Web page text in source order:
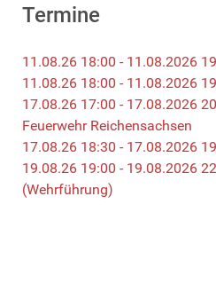
Termine
11.08.26 18:00 - 11.08.2026
11.08.26 18:00 - 11.08.2026
17.08.26 17:00 - 17.08.2026
Feuerwehr Reichensachsen
17.08.26 18:30 - 17.08.2026
19.08.26 19:00 - 19.08.2026
(Wehrführung)